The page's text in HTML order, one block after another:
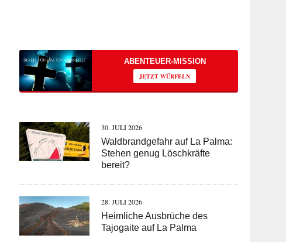
ABENTEUER-MISSION
JETZT WÜRFELN
30. JULI 2026
Waldbrandgefahr auf La Palma:
Stehen genug Löschkräfte
bereit?
28. JULI 2026
Heimliche Ausbrüche des
Tajogaite auf La Palma